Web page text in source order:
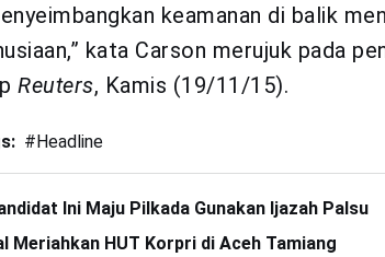
keamanan di balik
kata Carson merujuk pada
Reuters, Kamis (19/11/15).
#Headline
Ini Maju Pilkada Gunakan Ijazah Palsu
Meriahkan HUT Korpri di Aceh Tamiang